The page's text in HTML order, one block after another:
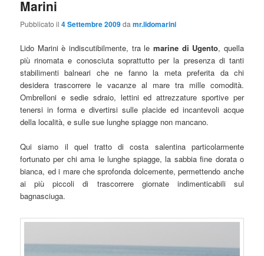
Marini
Pubblicato il4 Settembre 2009damr.lidomarini
Lido Marini è indiscutibilmente, tra le marine di Ugento, quella
più rinomata e conosciuta soprattutto per la presenza di tanti
stabilimenti balneari che ne fanno la meta preferita da chi
desidera trascorrere le vacanze al mare tra mille comodità.
Ombrelloni e sedie sdraio, lettini ed attrezzature sportive per
tenersi in forma e divertirsi sulle placide ed incantevoli acque
della località, e sulle sue lunghe spiagge non mancano.
Qui siamo il quel tratto di costa salentina particolarmente
fortunato per chi ama le lunghe spiagge, la sabbia fine dorata o
bianca, ed i mare che sprofonda dolcemente, permettendo anche
ai più piccoli di trascorrere giornate indimenticabili sul
bagnasciuga.